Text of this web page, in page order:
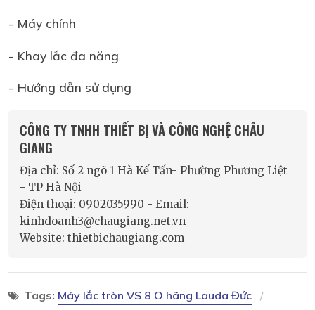
- Máy chính
- Khay lắc đa năng
- Hướng dẫn sử dụng
CÔNG TY TNHH THIẾT BỊ VÀ CÔNG NGHỆ CHÂU
GIANG
Địa chỉ: Số 2 ngõ 1 Hà Kế Tấn- Phường Phương Liệt
- TP Hà Nội
Điện thoại: 0902035990 - Email:
kinhdoanh3@chaugiang.net.vn
Website: thietbichaugiang.com
Tags: Máy lắc tròn VS 8 O hãng Lauda Đức